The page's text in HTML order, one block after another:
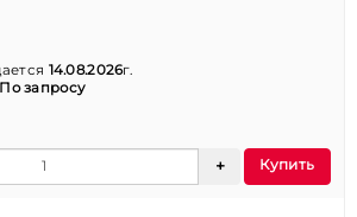
14.08.2026г.
По запросу
Купить